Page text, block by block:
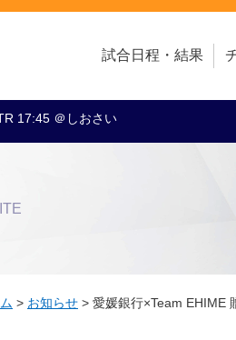
試合日程・結果
スクール
17:45 ＠しおさい
> お知らせ > 愛媛銀行×Team EHIME